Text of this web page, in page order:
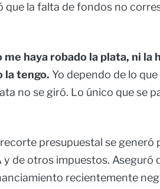
que la falta de fondos no
me haya robado la plata, ni la
la tengo. Yo dependo de lo
no se giró. Lo único que se
presupuestal se generó
y de otros impuestos. Aseguró
recientemente